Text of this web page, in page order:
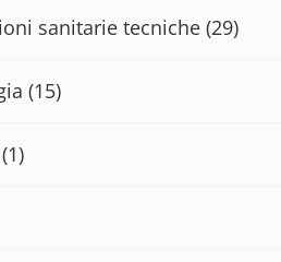
sanitarie tecniche (29)
(15)
(1)